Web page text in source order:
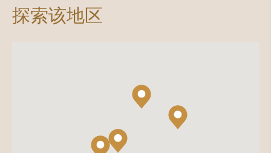
探索该地区